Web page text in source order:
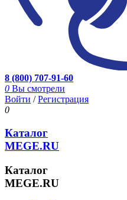
8 (800) 707-91-60
0 Вы смотрели
Войти /Регистрация
0
Каталог
MEGE.RU
Каталог
MEGE.RU